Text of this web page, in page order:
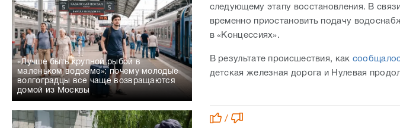
«Лучше быть крупной рыбой в
маленьком водоеме»: почему молодые
волгоградцы все чаще возвращаются
домой из Москвы
следующему этапу восстановления. В
временно приостановить подачу
в«Концессиях».
В результате происшествия, как
детская железная дорога и Нулевая
/